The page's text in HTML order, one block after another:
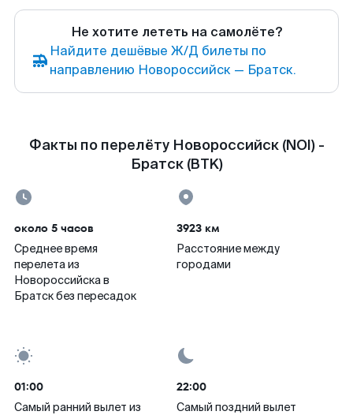
Не хотите лететь на самолёте?
Найдите дешёвые Ж/Д билеты по
направлению Новороссийск — Братск.
Факты по перелёту Новороссийск (NOI) -
Братск (BTK)
около 5 часов
Среднее время
перелета из
Новороссийска в
Братск без пересадок
3923 км
Расстояние между
городами
01:00
Самый ранний вылет из
22:00
Самый поздний вылет